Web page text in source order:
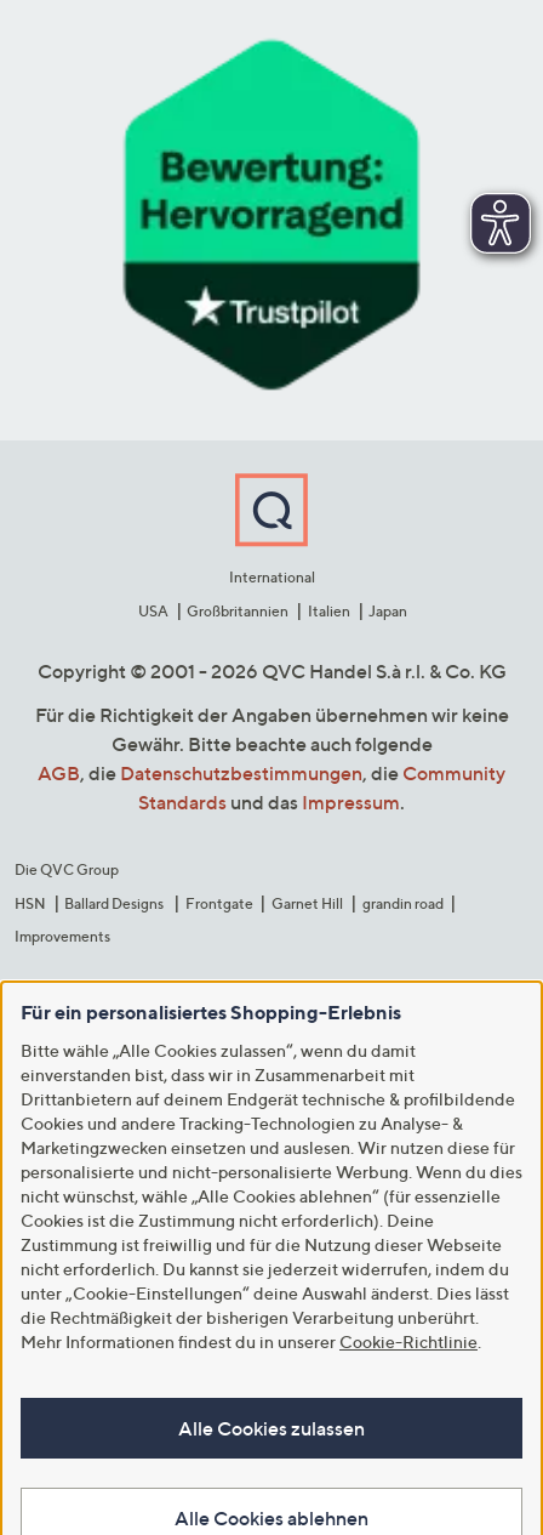
International
USA
Großbritannien Italien Japan
Copyright © 2001 - 2026 QVC Handel S.à r.l. & Co. KG
Für die Richtigkeit der Angaben übernehmen wir keine
Gewähr. Bitte beachte auch folgende
AGB, die Datenschutzbestimmungen, die Community
Standards und das Impressum.
Die QVC Group
HSN
Ballard Designs Frontgate Garnet Hill
grandin road
Improvements
Für ein personalisiertes Shopping-Erlebnis
Bitte wähle „Alle Cookies zulassen“, wenn du damit
einverstanden bist, dass wir in Zusammenarbeit mit
Drittanbietern auf deinem Endgerät technische & profilbildende
Cookies und andere Tracking-Technologien zu Analyse- &
Marketingzwecken einsetzen und auslesen. Wir nutzen diese für
personalisierte und nicht-personalisierte Werbung. Wenn du dies
nicht wünschst, wähle „Alle Cookies ablehnen“ (für essenzielle
Cookies ist die Zustimmung nicht erforderlich). Deine
Zustimmung ist freiwillig und für die Nutzung dieser Webseite
nicht erforderlich. Du kannst sie jederzeit widerrufen, indem du
unter „Cookie-Einstellungen“ deine Auswahl änderst. Dies lässt
die Rechtmäßigkeit der bisherigen Verarbeitung unberührt.
Mehr Informationen findest du in unserer Cookie-Richtlinie
Alle Cookies zulassen
Alle Cookies ablehnen